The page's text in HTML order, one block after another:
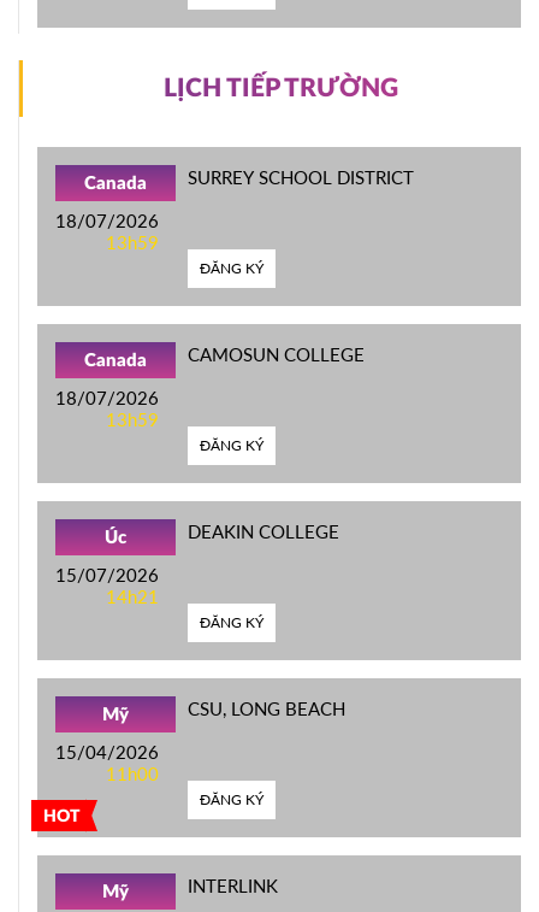
LỊCH TIẾP TRƯỜNG
Canada
18/07/2026
13h59
SURREY SCHOOL DISTRICT
ĐĂNG KÝ
Canada
18/07/2026
13h59
CAMOSUN COLLEGE
ĐĂNG KÝ
Úc
15/07/2026
14h21
DEAKIN COLLEGE
ĐĂNG KÝ
HOT
Mỹ
15/04/2026
11h00
CSU, LONG BEACH
ĐĂNG KÝ
Mỹ INTERLINK